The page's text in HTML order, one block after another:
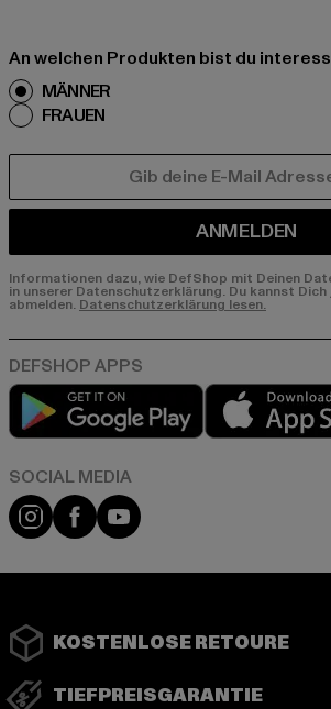
An welchen Produkten bist du
MÄNNER
FRAUEN
ANMELDEN
Informationen dazu, wie DefShop mit Deinen
in unserer Datenschutzerklärung. Du kannst
abmelden. Datenschutzerklärung lesen.
Play market
Instagram
FacebookYouTube
KOSTENLOSE RETOURE
TIEFPREISGARANTIE